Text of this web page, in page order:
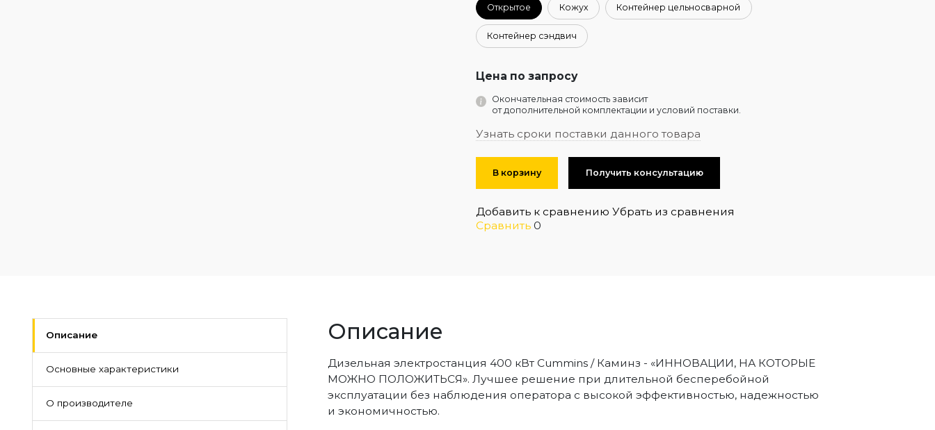
Открытое Кожух Контейнер цельносварной
Контейнер сэндвич
Цена по запросу
Окончательная стоимость зависит
от дополнительной комплектации и условий поставки.
Узнать сроки поставки данного товара
В корзину Получить консультацию
Добавить к сравнению Убрать из сравнения
Сравнить 0
Описание
Основные характеристики
О производителе
Описание
Дизельная электростанция 400 кВт Cummins / Каминз - «ИННОВАЦИИ, НА КОТОРЫЕ
МОЖНО ПОЛОЖИТЬСЯ». Лучшее решение при длительной бесперебойной
эксплуатации без наблюдения оператора с высокой эффективностью, надежностью
и экономичностью.